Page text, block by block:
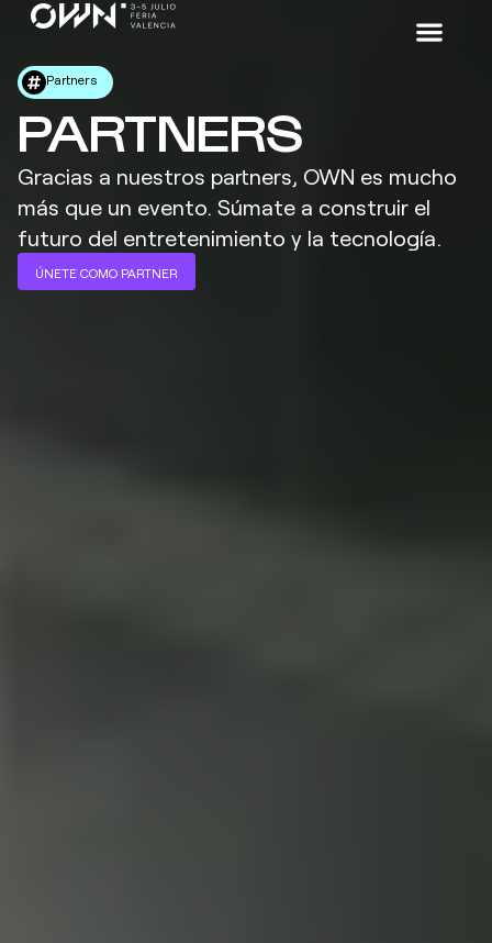
Partners
PARTNERS
Gracias a nuestros partners, OWN es mucho
más que un evento. Súmate a construir el
futuro del entretenimiento y la tecnología.
ÚNETE COMO PARTNER